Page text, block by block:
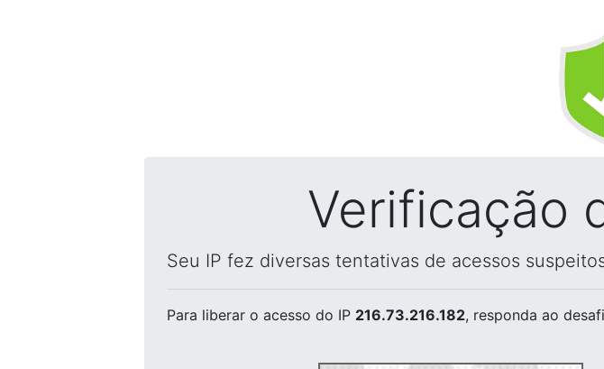
Verificação
Seu IP fez diversas tentativas de acessos
Para liberar o acesso do IP 216.73.216.182, responda ao